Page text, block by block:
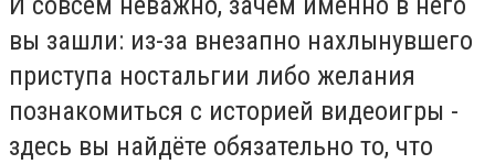
вы зашли: из-за внезапно нахлынувшего
приступа ностальгии либо желания
познакомиться с историей видеоигры -
здесь вы найдёте обязательно то, что